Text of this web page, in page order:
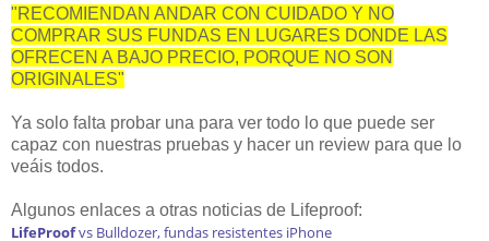
"RECOMIENDAN ANDAR CON CUIDADO Y NO
COMPRAR SUS FUNDAS EN LUGARES DONDE LAS
OFRECEN A BAJO PRECIO, PORQUE NO SON
ORIGINALES"
Ya solo falta probar una para ver todo lo que puede ser
capaz con nuestras pruebas y hacer un review para que lo
veáis todos.
Algunos enlaces a otras noticias de Lifeproof:
LifeProofvs Bulldozer, fundas resistentes iPhone